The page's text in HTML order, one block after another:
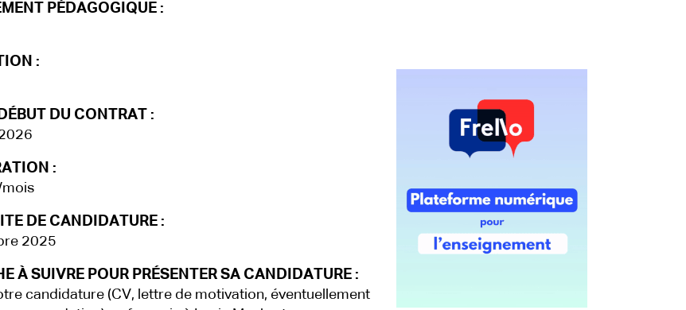
PÉDAGOGIQUE :
:
DU CONTRAT :
:
DE CANDIDATURE :
2025
À SUIVRE POUR PRÉSENTER SA CANDIDATURE :
candidature (CV, lettre de motivation, éventuellement